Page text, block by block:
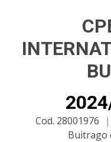
Cod. 28001976
Buitrago